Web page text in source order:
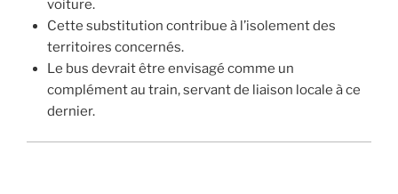
voiture.
Cette substitution contribue à l’isolement des
territoires concernés.
Le bus devrait être envisagé comme un
complément au train, servant de liaison locale à ce
dernier.